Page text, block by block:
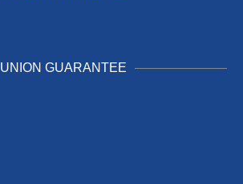
UNION GUARANTEE